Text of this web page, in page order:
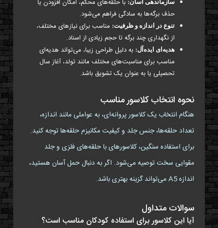
سازماندهی آسان: با حلقه‌های محکم، امکان افزودن یا
حذف برگه‌ها به سادگی فراهم می‌شود.
تنوع در اندازه و ظرفیت: مناسب برای نیازهای مختلف،
از نگهداری چند برگه تا حجم زیادی از اسناد.
هدیه‌ای ایده‌آل: به دلیل طراحی زیبا، می‌تواند هدیه‌ای
مناسب برای مناسبت‌های مختلف مانند تولد، آغاز سال
تحصیلی یا به عنوان یک تشویق باشد.
نحوه انتخاب کلاسور مناسب
هنگام انتخاب یک کلاسور پروانه‌ای، به عواملی مانند اندازه،
تعداد حلقه‌ها، جنس جلد و کیفیت مکانیزم حلقه‌ها توجه کنید.
برای استفاده سنگین، کلاسورهای با حلقه‌های فلزی و جلد
مقوایی سخت توصیه می‌شود. اگر به دنبال حمل آسان هستید،
اندازه A5 می‌تواند گزینه بهتری باشد.
سوالات متداول
آیا این کلاسور برای استفاده کودکان مناسب است؟